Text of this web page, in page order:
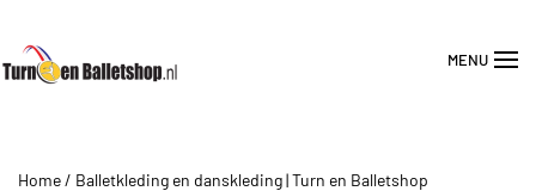
Overslaan en naar de inhoud gaan MENU
Home/ Balletkleding en danskleding | Turn en Balletshop